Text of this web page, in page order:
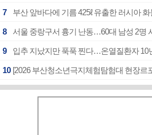
7 부산 앞바다에 기름 425ℓ 유출한 러시아
8 서울 중랑구서 흉기 난동…60대 남성 2명
9 입추 지났지만 푹푹 찐다…온열질환자 10
10